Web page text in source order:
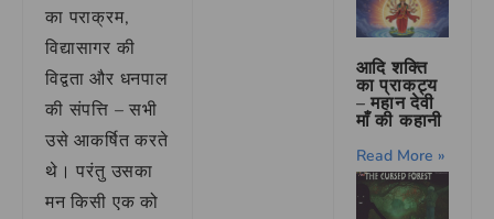
का पराक्रम,
विद्यासागर की
विद्वता और धनपाल
की संपत्ति – सभी
उसे आकर्षित करते
थे। परंतु उसका
मन किसी एक को
आदि शक्ति
का प्राकट्य
– महान देवी
माँ की कहानी
Read More »